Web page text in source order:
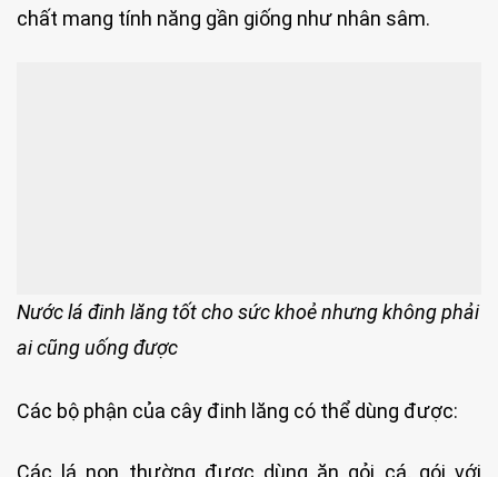
chất mang tính năng gần giống như nhân sâm.
Nước lá đinh lăng tốt cho sức khoẻ nhưng không phải
ai cũng uống được
Các bộ phận của cây đinh lăng có thể dùng được:
Các lá non thường được dùng ăn gỏi cá, gói với